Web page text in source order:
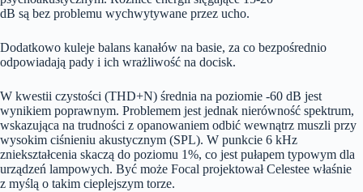
dB są bez problemu wychwytywane przez ucho.
Dodatkowo kuleje balans kanałów na basie, za co bezpośrednio
odpowiadają pady i ich wrażliwość na docisk.
W kwestii czystości (THD+N) średnia na poziomie -60 dB jest
wynikiem poprawnym. Problemem jest jednak nierówność spektrum,
wskazująca na trudności z opanowaniem odbić wewnątrz muszli przy
wysokim ciśnieniu akustycznym (SPL). W punkcie 6 kHz
zniekształcenia skaczą do poziomu 1%, co jest pułapem typowym dla
urządzeń lampowych. Być może Focal projektował Celestee właśnie
z myślą o takim cieplejszym torze.